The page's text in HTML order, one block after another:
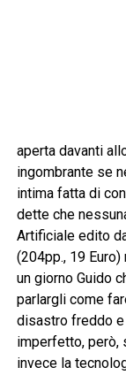
aperta davanti
ingombrante se
intima fatta di
dette che
Artificiale edito
(204pp., 19
un giorno Guido
parlargli come
disastro freddo e
imperfetto, però,
invece la